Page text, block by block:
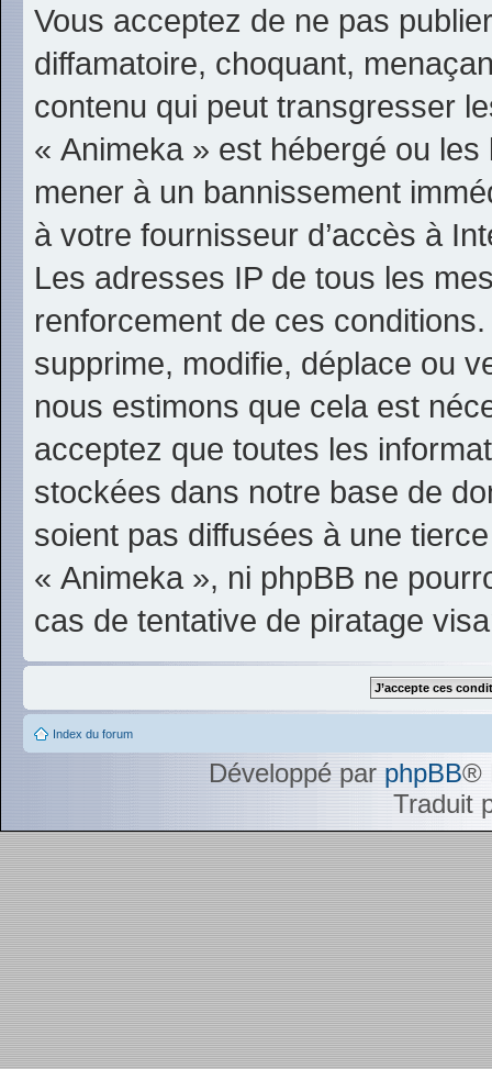
Vous acceptez de ne pas
diffamatoire, choquant,
contenu qui peut transgresser
« Animeka » est hébergé ou
mener à un bannissement
à votre fournisseur d’accès à
Les adresses IP de tous les
renforcement de ces
supprime, modifie, déplace ou
nous estimons que cela est
acceptez que toutes les
stockées dans notre base de
soient pas diffusées à une
« Animeka », ni phpBB ne
cas de tentative de piratage
Index du forum
Développé par phpBB®
Traduit